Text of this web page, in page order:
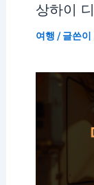
상하이
여행 / 글쓴이